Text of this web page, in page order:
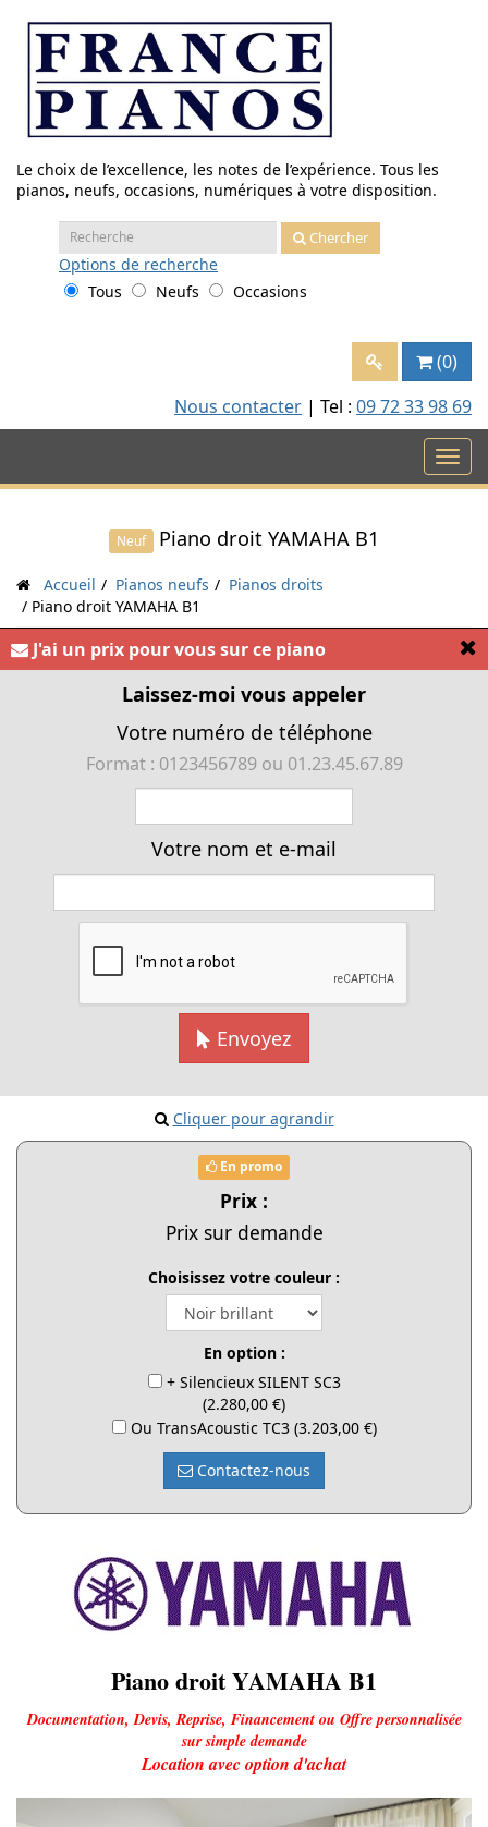
contenu
Le choix de l’excellence, les notes de l’expérience. Tous les
pianos, neufs, occasions, numériques à votre disposition.
Recherche
:
Chercher
Options de recherche
Tous
Neufs Occasions
(0)
Nous contacter | Tel : 09 72 33 98 69
Neuf Piano droit YAMAHA B1
Accueil Pianos neufs
Pianos droits
Piano droit YAMAHA B1
« Promotion en cours - Appelez nous. Dans la gamme
des pianos droit YAMAHA : le best seller »
Cliquer pour agrandir
En promo
Prix :
Prix sur demande
Choisissez votre couleur :
En option :
+ Silencieux SILENT SC3
(2.280,00 €)
Ou TransAcoustic TC3 (3.203,00 €)
Contactez-nous
Piano droit YAMAHA B1
Documentation, Devis, Reprise, Financement ou Offre personnalisée
sur simple demande
Location avec option d'achat
J'ai un prix pour vous sur ce piano
Laissez-moi vous appeler
Votre numéro de téléphone
Format : 0123456789 ou 01.23.45.67.89
Votre nom et e-mail
Envoyez